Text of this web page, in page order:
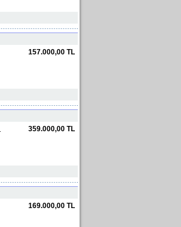
157.000,00 TL
359.000,00 TL
169.000,00 TL